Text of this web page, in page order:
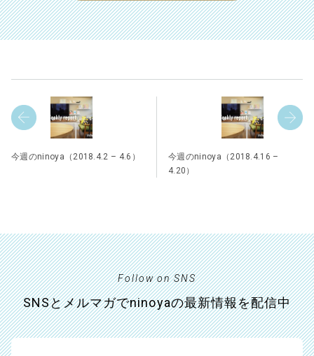
今週のninoya（2018.4.2 – 4.6）
今週のninoya（2018.4.16 –
4.20）
Follow on SNS
SNSとメルマガでninoyaの最新情報を配信中